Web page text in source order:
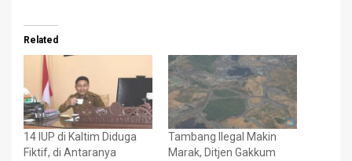
Related
14 IUP di Kaltim Diduga
Fiktif, di Antaranya
Tambang Ilegal Makin
Marak, Ditjen Gakkum